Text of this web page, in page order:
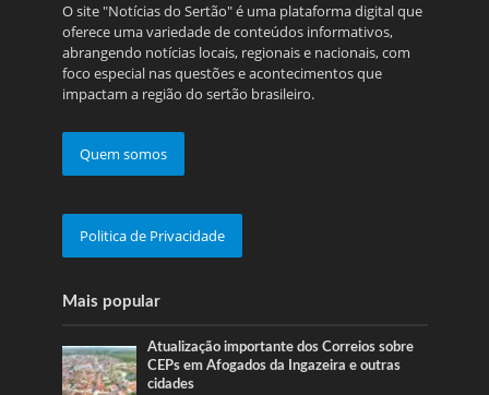
O site "Notícias do Sertão" é uma plataforma digital que
oferece uma variedade de conteúdos informativos,
abrangendo notícias locais, regionais e nacionais, com
foco especial nas questões e acontecimentos que
impactam a região do sertão brasileiro.
Quem somos
Politica de Privacidade
Mais popular
Atualização importante dos Correios sobre
CEPs em Afogados da Ingazeira e outras
cidades